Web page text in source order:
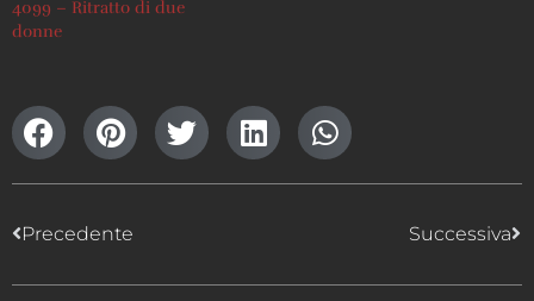
4099 – Ritratto di due
donne
Precedente Successiva